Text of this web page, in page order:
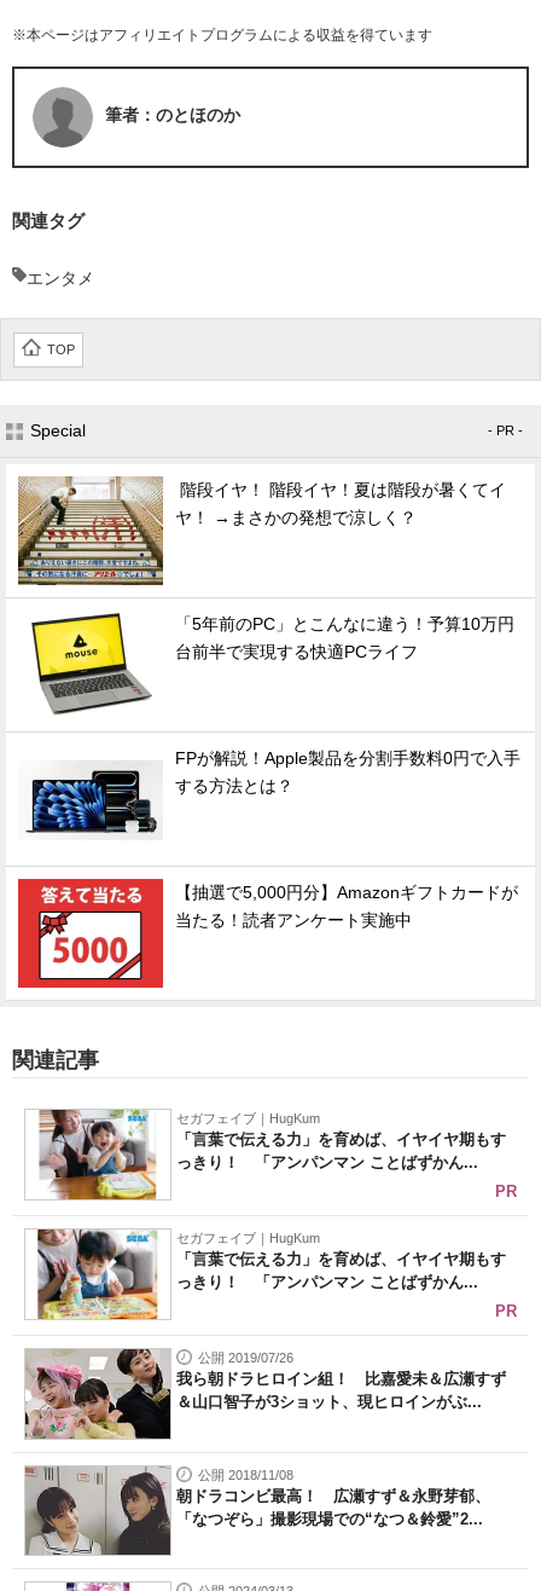
※本ページはアフィリエイトプログラムによる収益を得ています
筆者：のとほのか
関連タグ
エンタメ
TOP
Special - PR -
階段イヤ！ 階段イヤ！夏は階段が暑くてイ
ヤ！ →まさかの発想で涼しく？
「5年前のPC」とこんなに違う！予算10万円
台前半で実現する快適PCライフ
FPが解説！Apple製品を分割手数料0円で入手
する方法とは？
【抽選で5,000円分】Amazonギフトカードが
当たる！読者アンケート実施中
関連記事
セガフェイブ｜HugKum
「言葉で伝える力」を育めば、イヤイヤ期もす
っきり！ 「アンパンマン ことばずかん...
PR
セガフェイブ｜HugKum
「言葉で伝える力」を育めば、イヤイヤ期もす
っきり！ 「アンパンマン ことばずかん...
PR
公開 2019/07/26
我ら朝ドラヒロイン組！ 比嘉愛未＆広瀬すず
＆山口智子が3ショット、現ヒロインがぶ...
公開 2018/11/08
朝ドラコンビ最高！ 広瀬すず＆永野芽郁、
「なつぞら」撮影現場での“なつ＆鈴愛”2...